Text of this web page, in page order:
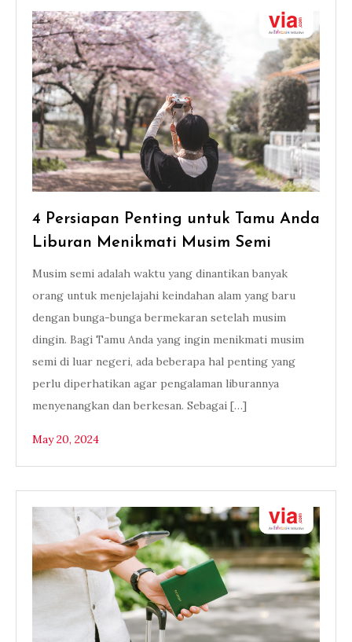
4 Persiapan Penting untuk Tamu Anda
Liburan Menikmati Musim Semi
Musim semi adalah waktu yang dinantikan banyak
orang untuk menjelajahi keindahan alam yang baru
dengan bunga-bunga bermekaran setelah musim
dingin. Bagi Tamu Anda yang ingin menikmati musim
semi di luar negeri, ada beberapa hal penting yang
perlu diperhatikan agar pengalaman liburannya
menyenangkan dan berkesan. Sebagai […]
May 20, 2024